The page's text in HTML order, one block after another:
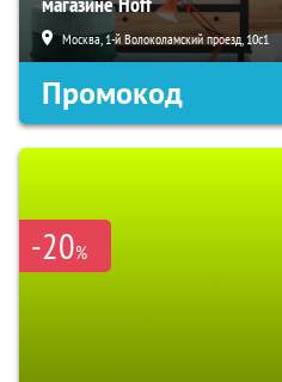
Москва, 1-й Волоколамский проезд, 10с1
Промокод
-20%